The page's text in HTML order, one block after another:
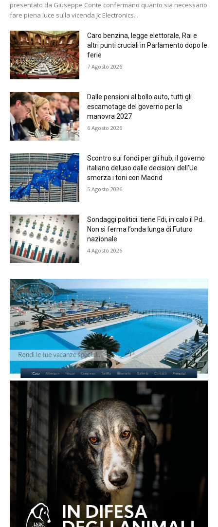
presentato da Giuseppe Conte confermano quanto sia necessario
fare piena luce sulla vicenda Jc Electronics...
Caro benzina, legge elettorale, Rai e
altri punti cruciali in Parlamento dopo le
ferie
7 Agosto 2026
Dalle pensioni al bollo auto, tutti gli
escamotage del governo per la
manovra 2027
6 Agosto 2026
Scontro sui fondi per gli hub, il governo
italiano deluso dalle decisioni dell’Ue
smorza i toni con Madrid
5 Agosto 2026
Sondaggi politici: tiene Fdi, in calo il Pd.
Non si ferma l’onda lunga di Futuro
nazionale
4 Agosto 2026